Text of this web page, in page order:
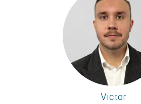
Victor